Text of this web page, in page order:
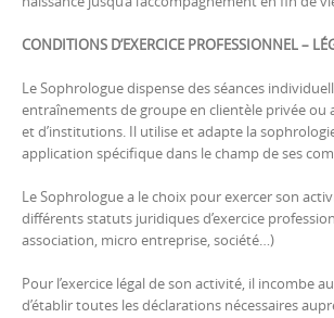
CONDITIONS D’EXERCICE PROFESSIONNEL –
Le Sophrologue dispense des séances
entraînements de groupe en clientèle privée ou
et d’institutions. Il utilise et adapte la
application spécifique dans le champ de ses
Le Sophrologue a le choix pour exercer son
différents statuts juridiques d’exercice
association, micro entreprise, société…)
Pour l’exercice légal de son activité, il incombe
d’établir toutes les déclarations nécessaires